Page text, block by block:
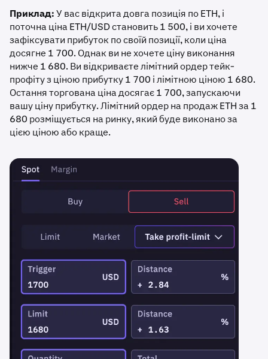
Приклад:У вас відкрита довга позиція по ETH, і
поточна ціна ETH/USD становить 1 500, і ви хочете
зафіксувати прибуток по своїй позиції, коли ціна
досягне 1 700. Однак ви не хочете ціну виконання
нижче 1 680. Ви відкриваєте лімітний ордер тейк-
профіту з ціною прибутку 1 700 і лімітною ціною 1 680.
Остання торгована ціна досягає 1 700, запускаючи
вашу ціну прибутку. Лімітний ордер на продаж ETH за 1
680 розміщується на ринку, який буде виконано за
цією ціною або краще.